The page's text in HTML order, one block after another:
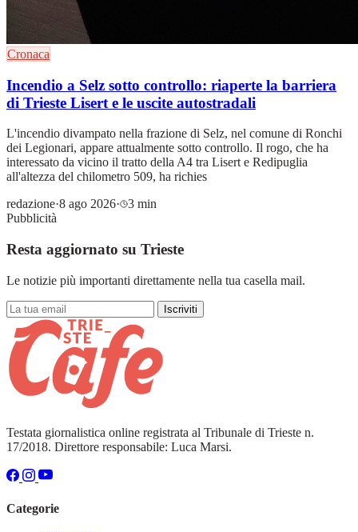
Cronaca
Incendio a Selz sotto controllo: riaperte la barriera
di Trieste Lisert e le uscite autostradali
L'incendio divampato nella frazione di Selz, nel comune di Ronchi
dei Legionari, appare attualmente sotto controllo. Il rogo, che ha
interessato da vicino il tratto della A4 tra Lisert e Redipuglia
all'altezza del chilometro 509, ha richies
redazione·8 ago 2026·
3 min
Pubblicità
Resta aggiornato su Trieste
Le notizie più importanti direttamente nella tua casella mail.
Iscriviti
Testata giornalistica online registrata al Tribunale di Trieste n.
17/2018. Direttore responsabile: Luca Marsi.
Categorie